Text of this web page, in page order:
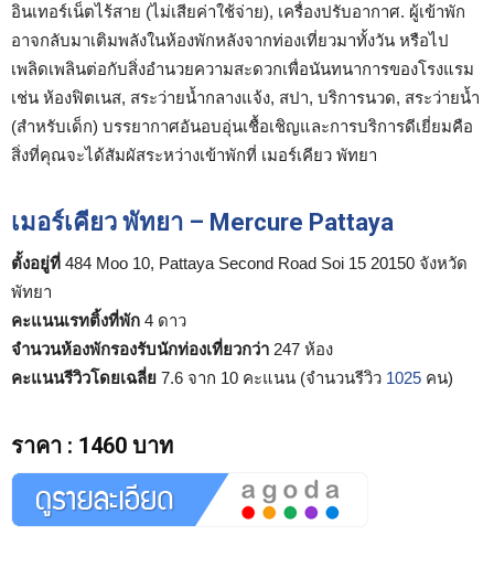
อินเทอร์เน็ตไร้สาย (ไม่เสียค่าใช้จ่าย), เครื่องปรับอากาศ. ผู้เข้าพัก
อาจกลับมาเติมพลังในห้องพักหลังจากท่องเที่ยวมาทั้งวัน หรือไป
เพลิดเพลินต่อกับสิ่งอำนวยความสะดวกเพื่อนันทนาการของโรงแรม
เช่น ห้องฟิตเนส, สระว่ายน้ำกลางแจ้ง, สปา, บริการนวด, สระว่ายน้ำ
(สำหรับเด็ก) บรรยากาศอันอบอุ่นเชื้อเชิญและการบริการดีเยี่ยมคือ
สิ่งที่คุณจะได้สัมผัสระหว่างเข้าพักที่ เมอร์เคียว พัทยา
เมอร์เคียว พัทยา – Mercure Pattaya
ตั้งอยู่ที่ 484 Moo 10, Pattaya Second Road Soi 15 20150 จังหวัด
พัทยา
คะแนนเรทติ้งที่พัก 4 ดาว
จำนวนห้องพักรองรับนักท่องเที่ยวกว่า 247 ห้อง
คะแนนรีวิวโดยเฉลี่ย 7.6 จาก 10 คะแนน (จำนวนรีวิว 1025 คน)
ราคา : 1460 บาท